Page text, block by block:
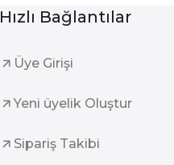
Hızlı Bağlantılar
Üye Girişi
Yeni üyelik Oluştur
Sipariş Takibi